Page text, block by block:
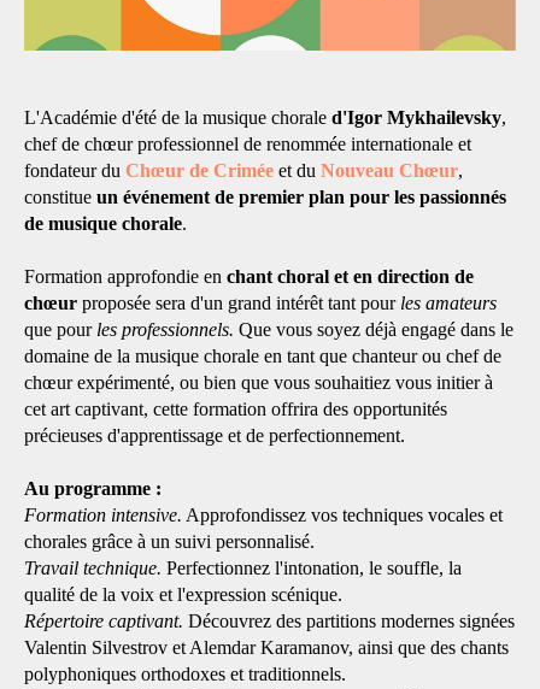
L'Académie d'été de la musique chorale d'Igor Mykhailevsky,
chef de chœur professionnel de renommée internationale et
fondateur du Chœur de Crimée et du Nouveau Chœur,
constitue un événement de premier plan pour les passionnés
de musique chorale.
Formation approfondie en chant choral et en direction de
chœur proposée sera d'un grand intérêt tant pour les amateurs
que pour les professionnels. Que vous soyez déjà engagé dans le
domaine de la musique chorale en tant que chanteur ou chef de
chœur expérimenté, ou bien que vous souhaitiez vous initier à
cet art captivant, cette formation offrira des opportunités
précieuses d'apprentissage et de perfectionnement.
Au programme :
Formation intensive. Approfondissez vos techniques vocales et
chorales grâce à un suivi personnalisé.
Travail technique. Perfectionnez l'intonation, le souffle, la
qualité de la voix et l'expression scénique.
Répertoire captivant. Découvrez des partitions modernes signées
Valentin Silvestrov et Alemdar Karamanov, ainsi que des chants
polyphoniques orthodoxes et traditionnels.